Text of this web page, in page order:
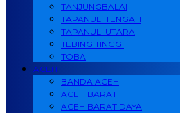
TANJUNGBALAI
TAPANULI TENGAH
TAPANULI UTARA
TEBING TINGGI
TOBA
ACEH
BANDA ACEH
ACEH BARAT
ACEH BARAT DAYA